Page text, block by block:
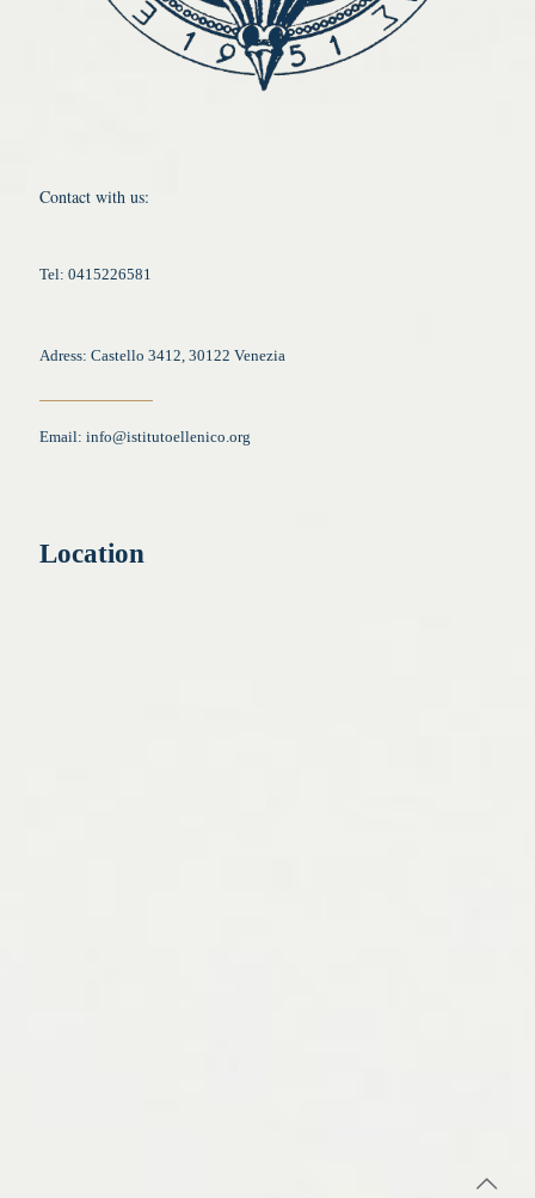
Contact with us:
Tel: 0415226581
Adress: Castello 3412, 30122 Venezia
Email: info@istitutoellenico.org
Location